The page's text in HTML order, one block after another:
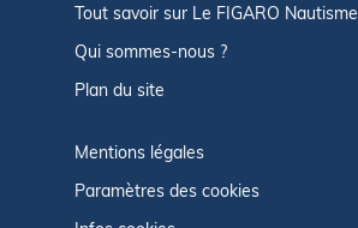
Tout savoir sur Le FIGARO Nautisme
Qui sommes-nous ?
Plan du site
Mentions légales
Paramètres des cookies